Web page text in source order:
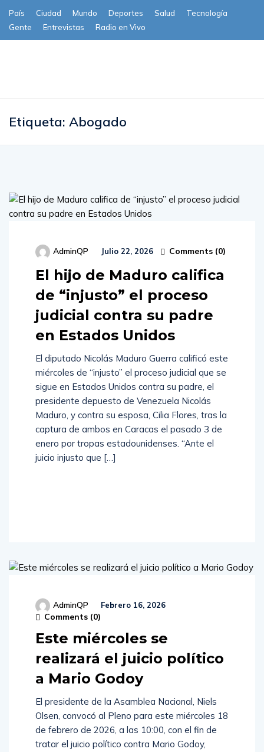
País Ciudad Mundo Deportes Salud
Tecnología
Gente
Entrevistas Radio en Vivo
Etiqueta: Abogado
AdminQP Julio 22, 2026 Comments (0)
El hijo de Maduro califica
de “injusto” el proceso
judicial contra su padre
en Estados Unidos
El diputado Nicolás Maduro Guerra calificó este
miércoles de “injusto” el proceso judicial que se
sigue en Estados Unidos contra su padre, el
presidente depuesto de Venezuela Nicolás
Maduro, y contra su esposa, Cilia Flores, tras la
captura de ambos en Caracas el pasado 3 de
enero por tropas estadounidenses. “Ante el
juicio injusto que […]
AdminQP Febrero 16, 2026
Comments (0)
Este miércoles se
realizará el juicio político
a Mario Godoy
El presidente de la Asamblea Nacional, Niels
Olsen, convocó al Pleno para este miércoles 18
de febrero de 2026, a las 10:00, con el fin de
tratar el juicio político contra Mario Godoy,